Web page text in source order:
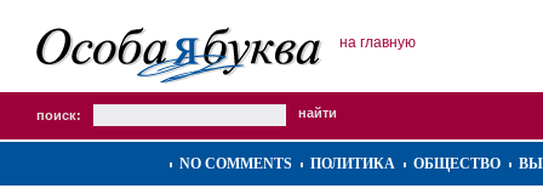
на главную
поиск:
NO COMMENTS ПОЛИТИКА ОБЩЕСТВО